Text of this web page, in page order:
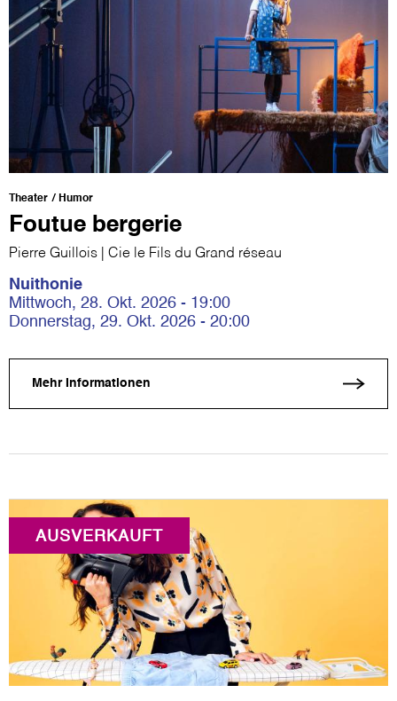
Theater Humor
Foutue bergerie
Pierre Guillois | Cie le Fils du Grand réseau
Nuithonie
Mittwoch, 28. Okt. 2026 - 19:00
Donnerstag, 29. Okt. 2026 - 20:00
Mehr Informationen
AUSVERKAUFT